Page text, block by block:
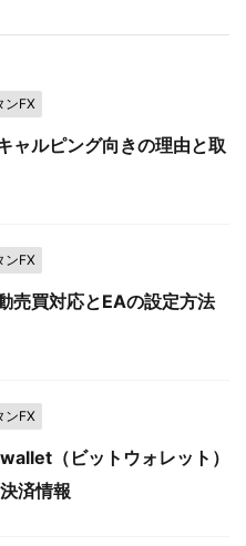
ンFX
ャルピング向きの理由と取
ンFX
売買対応とEAの設定方法
ンFX
（ビットウォレット）
済情報